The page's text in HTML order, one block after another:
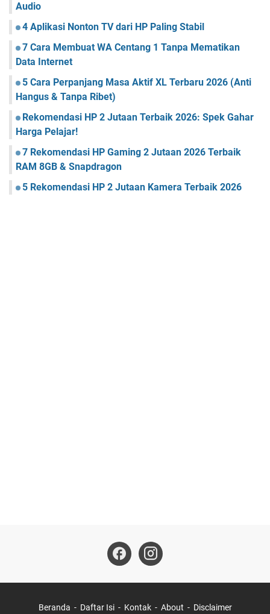
Audio
4 Aplikasi Nonton TV dari HP Paling Stabil
7 Cara Membuat WA Centang 1 Tanpa Mematikan
Data Internet
5 Cara Perpanjang Masa Aktif XL Terbaru 2026 (Anti
Hangus & Tanpa Ribet)
Rekomendasi HP 2 Jutaan Terbaik 2026: Spek Gahar
Harga Pelajar!
7 Rekomendasi HP Gaming 2 Jutaan 2026 Terbaik
RAM 8GB & Snapdragon
5 Rekomendasi HP 2 Jutaan Kamera Terbaik 2026
Beranda Daftar Isi Kontak About Disclaimer